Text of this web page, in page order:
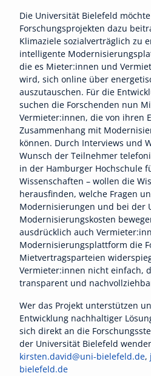
Die Universität Bielefeld
Forschungsprojekten dazu
Klimaziele sozialverträglich zu
intelligente
die es Mieter:innen und
wird, sich online über
auszutauschen. Für die
suchen die Forschenden nun
Vermieter:innen, die von ihren
Zusammenhang mit
können. Durch Interviews und
Wunsch der Teilnehmer
in der Hamburger Hochschule
Wissenschaften – wollen die
herausfinden, welche Fragen
Modernisierungen und bei der
Modernisierungskosten
ausdrücklich auch
Modernisierungsplattform die
Mietvertragsparteien
Vermieter:innen nicht einfach,
transparent und
Wer das Projekt unterstützen
Entwicklung nachhaltiger
sich direkt an die
der Universität Bielefeld
kirsten.david@uni-bielefeld.de,
bielefeld.de